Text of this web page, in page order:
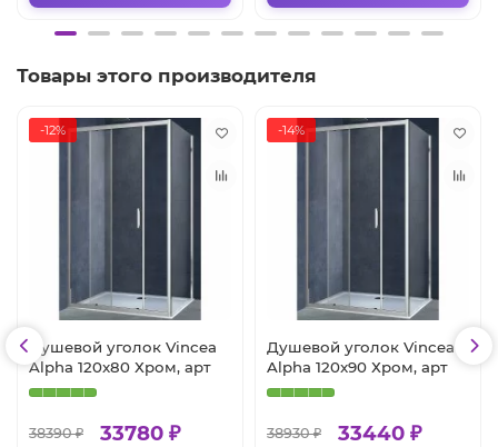
Товары этого производителя
-12%
Душевой уголок Vincea
Alpha 120x80 Хром, арт
38390 ₽ 33780 ₽
-14%
Душевой уголок Vincea
Alpha 120x90 Хром, арт
38930 ₽ 33440 ₽